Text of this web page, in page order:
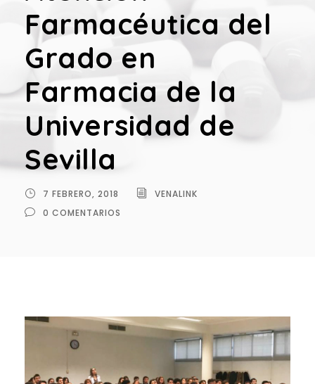
Farmacéutica del
Grado en
Farmacia de la
Universidad de
Sevilla
7 FEBRERO, 2018
VENALINK
0 COMENTARIOS